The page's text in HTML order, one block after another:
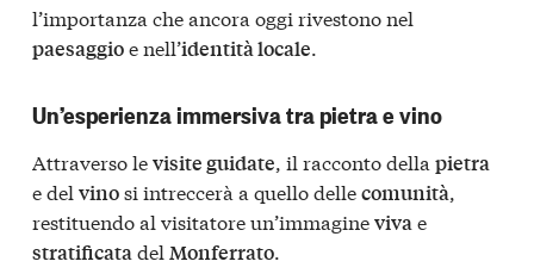
l’importanza che ancora oggi rivestono nel
paesaggioe nell’identità locale.
Un’esperienza immersiva tra pietra e vino
Attraverso levisite guidate, il racconto della pietra
e del vinosi intreccerà a quello dellecomunità,
restituendo al visitatore un’immaginevivae
stratificatadel Monferrato.